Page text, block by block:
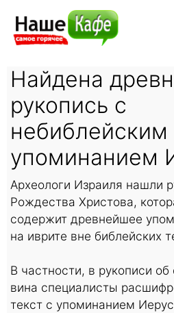
Найдена
рукопись с
небиблейским
упоминанием
Археологи Израиля нашли
Рождества Христова,
содержит древнейшее
на иврите вне библейских
В частности, в рукописи об
вина специалисты
текст с упоминанием